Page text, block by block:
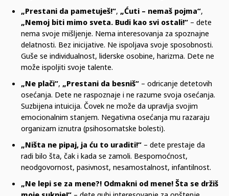
„Prestani da pametuješ!“, „Ćuti – nemaš pojma“,
„Nemoj biti mimo sveta. Budi kao svi ostali!“ – dete
nema svoje mišljenje. Nema interesovanja za spoznajne
delatnosti. Bez inicijative. Ne ispoljava svoje sposobnosti.
Guše se individualnost, liderske osobine, harizma. Dete ne
može ispoljiti svoje talente.
„Ne plači“, „Prestani da besniš“ – odricanje detetovih
osećanja. Dete ne raspoznaje i ne razume svoja osećanja.
Suzbijena intuicija. Čovek ne može da upravlja svojim
emocionalnim stanjem. Negativna osećanja mu razaraju
organizam iznutra (psihosomatske bolesti).
„Ništa ne pipaj, ja ću to uraditi!“ – dete prestaje da
radi bilo šta, čak i kada se zamoli. Bespomoćnost,
neodgovornost, pasivnost, nesamostalnost, infantilnost.
„Ne lepi se za mene?! Odmakni od mene! Šta se držiš